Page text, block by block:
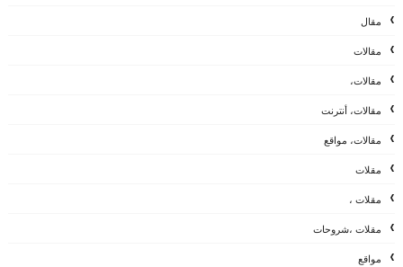
مقال
مقالات
مقالات،
مقالات، أنترنت
مقالات، مواقع
مقلات
مقلات ،
مقلات ،شروحات
مواقع